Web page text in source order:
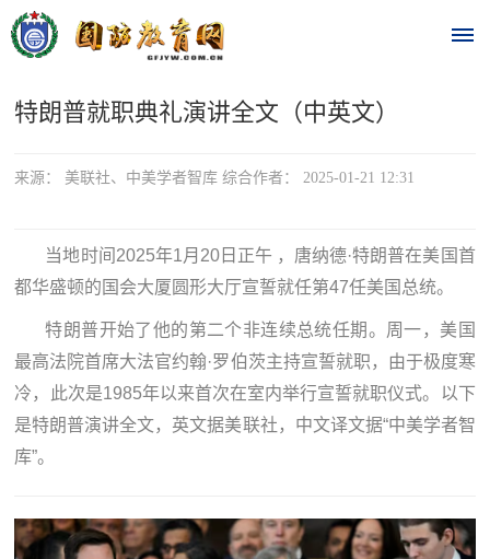
首
页
政
闻
时
政
热
踪
特朗普就职典礼演讲全文（中英文）
来源： 美联社、中美学者智库 综合作者： 2025-01-21 12:31
当地时间2025年1月20日正午 ，唐纳德·特朗普在美国首
都华盛顿的国会大厦圆形大厅宣誓就任第47任美国总统。
特朗普开始了他的第二个非连续总统任期。周一，美国
最高法院首席大法官约翰·罗伯茨主持宣誓就职，由于极度寒
冷，此次是1985年以来首次在室内举行宣誓就职仪式。以下
是特朗普演讲全文，英文据美联社，中文译文据“中美学者智
库”。